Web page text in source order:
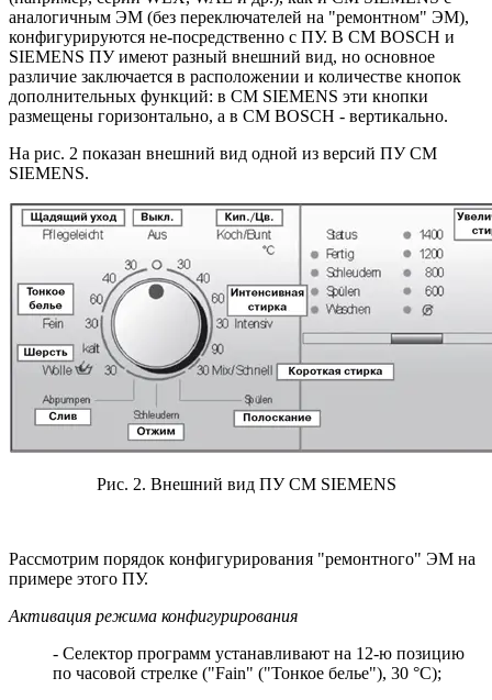
аналогичным ЭМ (без переключателей на "ремонтном" ЭМ),
конфигурируются не-посредственно с ПУ. В СМ BOSCH и
SIEMENS ПУ имеют разный внешний вид, но основное
различие заключается в расположении и количестве кнопок
дополнительных функций: в СМ SIEMENS эти кнопки
размещены горизонтально, а в СМ BOSCH - вертикально.
На рис. 2 показан внешний вид одной из версий ПУ СМ
SIEMENS.
Рис. 2. Внешний вид ПУ СМ SIEMENS
Рассмотрим порядок конфигурирования "ремонтного" ЭМ на
примере этого ПУ.
Активация режима конфигурирования
- Селектор программ устанавливают на 12-ю позицию
по часовой стрелке ("Fain" ("Тонкое белье"), 30 °С);